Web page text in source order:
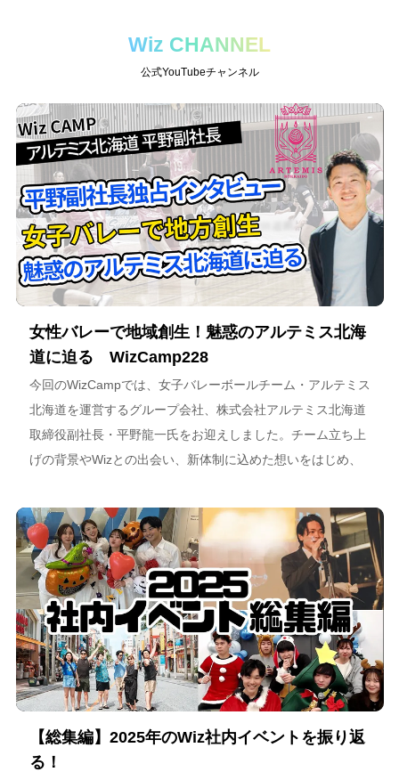
Wiz CHANNEL
公式YouTubeチャンネル
女性バレーで地域創生！魅惑のアルテミス北海
道に迫る WizCamp228
今回のWizCampでは、女子バレーボールチーム・アルテミス
北海道を運営するグループ会社、株式会社アルテミス北海道
取締役副社長・平野龍一氏をお迎えしました。チーム立ち上
げの背景やWizとの出会い、新体制に込めた想いをはじめ、
海道が描く今後のビジョンについて語っています。
【総集編】2025年のWiz社内イベントを振り返
る！